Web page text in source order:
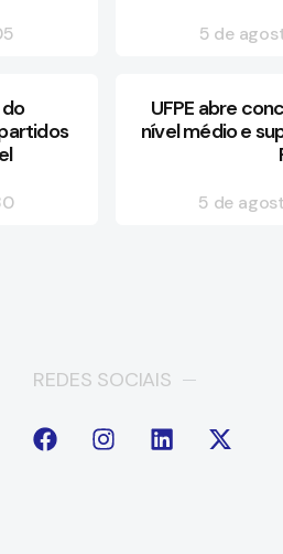
5 de
UFPE abre
nível médio e
5 de
REDES SOCIAIS